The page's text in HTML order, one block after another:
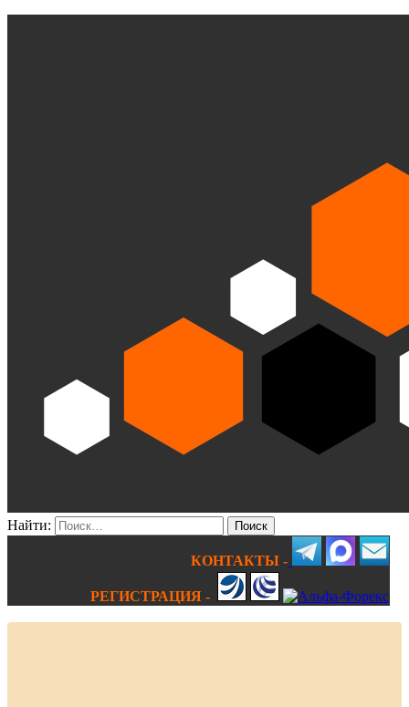
Найти:
КОНТАКТЫ -
РЕГИСТРАЦИЯ -